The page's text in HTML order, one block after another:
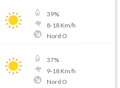
39%
8-18Km/h
Nord O
37%
9-18Km/h
Nord O